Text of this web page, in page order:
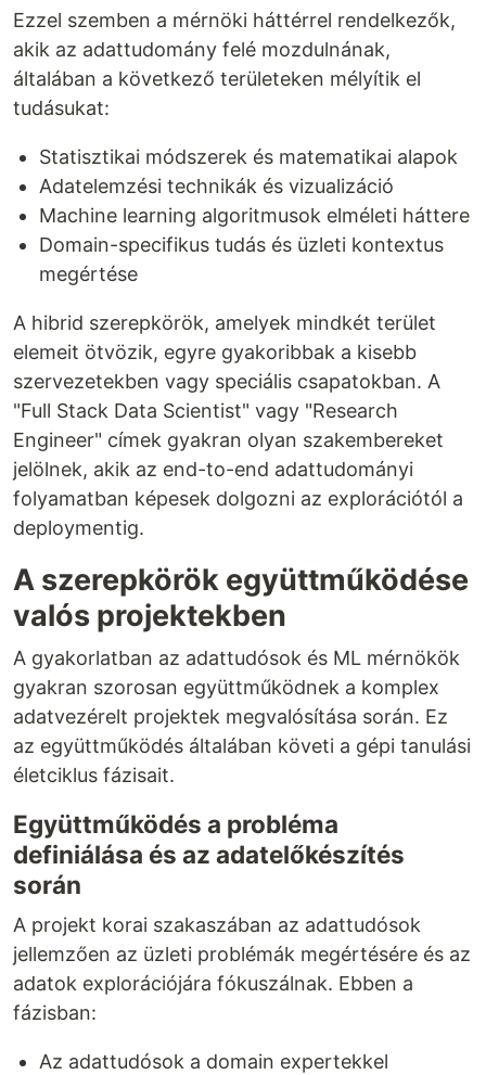
Ezzel szemben a mérnöki háttérrel rendelkezők,
akik az adattudomány felé mozdulnának,
általában a következő területeken mélyítik el
tudásukat:
Statisztikai módszerek és matematikai alapok
Adatelemzési technikák és vizualizáció
Machine learning algoritmusok elméleti háttere
Domain-specifikus tudás és üzleti kontextus
megértése
A hibrid szerepkörök, amelyek mindkét terület
elemeit ötvözik, egyre gyakoribbak a kisebb
szervezetekben vagy speciális csapatokban. A
"Full Stack Data Scientist" vagy "Research
Engineer" címek gyakran olyan szakembereket
jelölnek, akik az end-to-end adattudományi
folyamatban képesek dolgozni az explorációtól a
deploymentig.
A szerepkörök együttműködése
valós projektekben
A gyakorlatban az adattudósok és ML mérnökök
gyakran szorosan együttműködnek a komplex
adatvezérelt projektek megvalósítása során. Ez
az együttműködés általában követi a gépi tanulási
életciklus fázisait.
Együttműködés a probléma
definiálása és az adatelőkészítés
során
A projekt korai szakaszában az adattudósok
jellemzően az üzleti problémák megértésére és az
adatok explorációjára fókuszálnak. Ebben a
fázisban:
Az adattudósok a domain expertekkel